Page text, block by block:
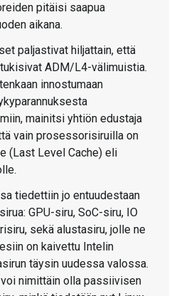
pitäisi saapua
aikana.
paljastivat hiljattain, että
ADM/L4-välimuistia.
innostumaan
mainitsi yhtiön edustaja
vain prosessorisiruilla on
(Last Level Cache) eli
tiedettiin jo entuudestaan
GPU-siru, SoC-siru, IO
sekä alustasiru, jolle ne
on kaivettu Intelin
täysin uudessa valossa.
nimittäin olla passiivisen